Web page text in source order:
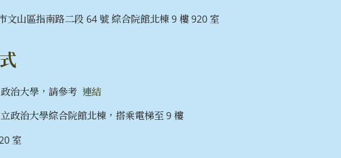
文山區指南路二段 64 號 綜合院館北棟 9 樓 920 室
治大學，請參考 連結
政治大學綜合院館北棟，搭乘電梯至 9 樓
室